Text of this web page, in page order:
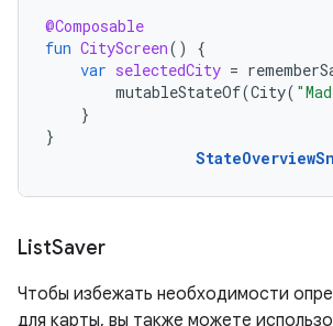
@Composable
fun CityScreen()
{
var selectedCity =
mutableStateOf(City(
}
}
ListSaver
Чтобы избежать необходимости
для карты, вы также можете